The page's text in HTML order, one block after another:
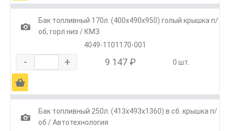
1
Бак топливный 170л. (400х490х950) голый крышка п/
об, горл низ / КМЗ
4049-1101170-001
- + 9 147 ₽ 0 шт.
Ä
1
Бак топливный 250л. (413х493х1360) в сб. крышка п/
об / Автотехнология